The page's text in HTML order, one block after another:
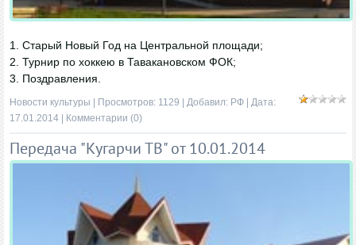
1. Старый Новый Год на Центральной площади;
2. Турнир по хоккею в Тавакановском ФОК;
3. Поздравления.
Новости культуры | Просмотров: 1129 | Добавил: РФ | Дата:
17.01.2014
Комментарии (0)
Передача "Кугарчи ТВ" от 10.01.2014